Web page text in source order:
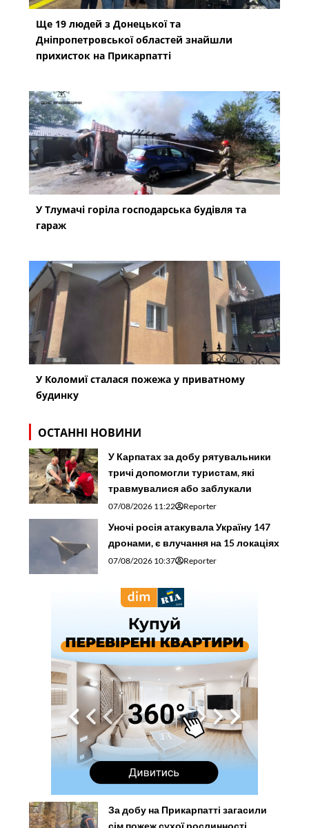
Ще 19 людей з Донецької та
Дніпропетровської областей знайшли
прихисток на Прикарпатті
У Тлумачі горіла господарська будівля та
гараж
У Коломиї сталася пожежа у приватному
будинку
ОСТАННІ НОВИНИ
У Карпатах за добу рятувальники
тричі допомогли туристам, які
травмувалися або заблукали
07/08/2026 11:22 Reporter
Уночі росія атакувала Україну 147
дронами, є влучання на 15 локаціях
07/08/2026 10:37 Reporter
За добу на Прикарпатті загасили
сім пожеж сухої рослинності